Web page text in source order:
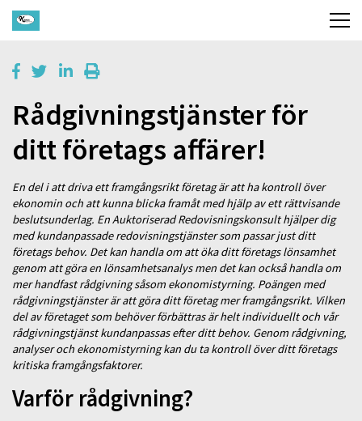
Rådgivningstjänster för
ditt företags affärer!
En del i att driva ett framgångsrikt företag är att ha kontroll över
ekonomin och att kunna blicka framåt med hjälp av ett rättvisande
beslutsunderlag. En Auktoriserad Redovisningskonsult hjälper dig
med kundanpassade redovisningstjänster som passar just ditt
företags behov. Det kan handla om att öka ditt företags lönsamhet
genom att göra en lönsamhetsanalys men det kan också handla om
mer handfast rådgivning såsom ekonomistyrning. Poängen med
rådgivningstjänster är att göra ditt företag mer framgångsrikt. Vilken
del av företaget som behöver förbättras är helt individuellt och vår
rådgivningstjänst kundanpassas efter ditt behov. Genom rådgivning,
analyser och ekonomistyrning kan du ta kontroll över ditt företags
kritiska framgångsfaktorer.
Varför rådgivning?